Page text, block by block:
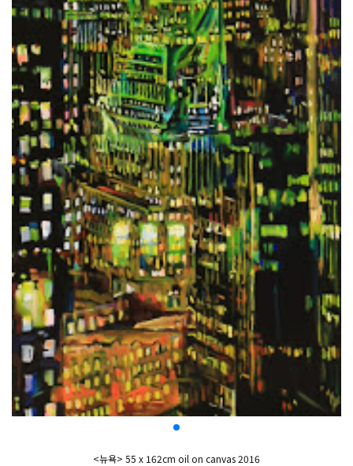
<뉴욕> 55 x 162cm oil on canvas 2016